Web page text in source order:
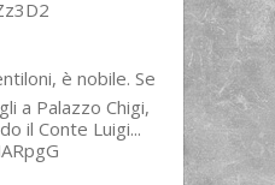
è nobile. Se
a Palazzo Chigi,
il Conte Luigi...